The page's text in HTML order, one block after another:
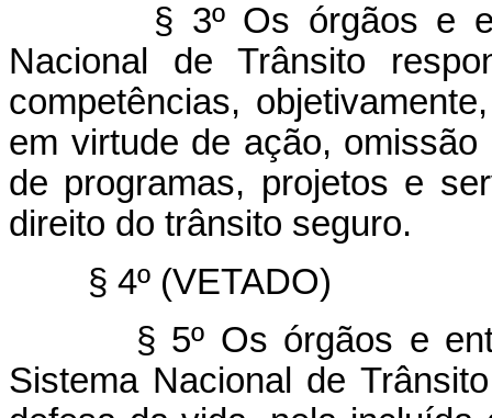
§ 3º Os órgãos e
Nacional de Trânsito
competências,
em virtude de ação,
de programas, projetos e
direito do trânsito seguro.
§ 4º (VETADO)
§ 5º Os órgãos e
Sistema Nacional de